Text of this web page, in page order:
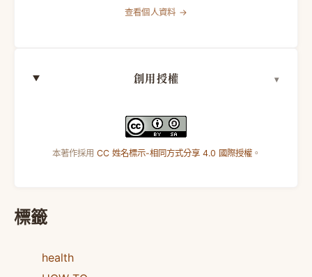
查看個人資料 →
創用授權
本著作採用 CC 姓名標示-相同方式分享 4.0 國際授權。
標籤
health